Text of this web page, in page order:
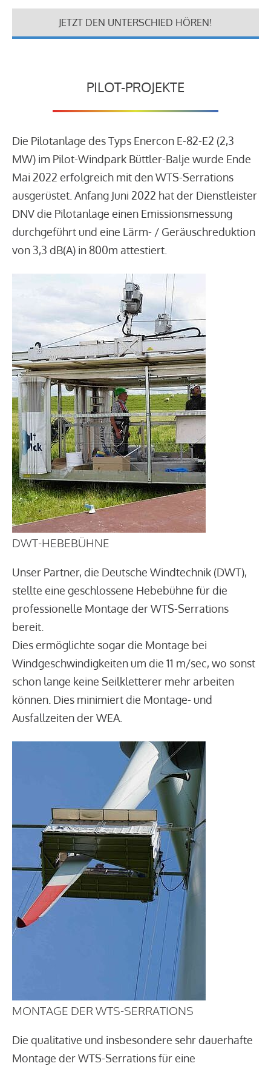
JETZT DEN UNTERSCHIED HÖREN!
PILOT-PROJEKTE
Die Pilotanlage des Typs Enercon E-82-E2 (2,3
MW) im Pilot-Windpark Büttler-Balje wurde Ende
Mai 2022 erfolgreich mit den WTS-Serrations
ausgerüstet. Anfang Juni 2022 hat der Dienstleister
DNV die Pilotanlage einen Emissionsmessung
durchgeführt und eine Lärm- / Geräuschreduktion
von 3,3 dB(A) in 800m attestiert.
DWT-HEBEBÜHNE
Unser Partner, die Deutsche Windtechnik (DWT),
stellte eine geschlossene Hebebühne für die
professionelle Montage der WTS-Serrations
bereit.
Dies ermöglichte sogar die Montage bei
Windgeschwindigkeiten um die 11 m/sec, wo sonst
schon lange keine Seilkletterer mehr arbeiten
können. Dies minimiert die Montage- und
Ausfallzeiten der WEA.
MONTAGE DER WTS-SERRATIONS
Die qualitative und insbesondere sehr dauerhafte
Montage der WTS-Serrations für eine